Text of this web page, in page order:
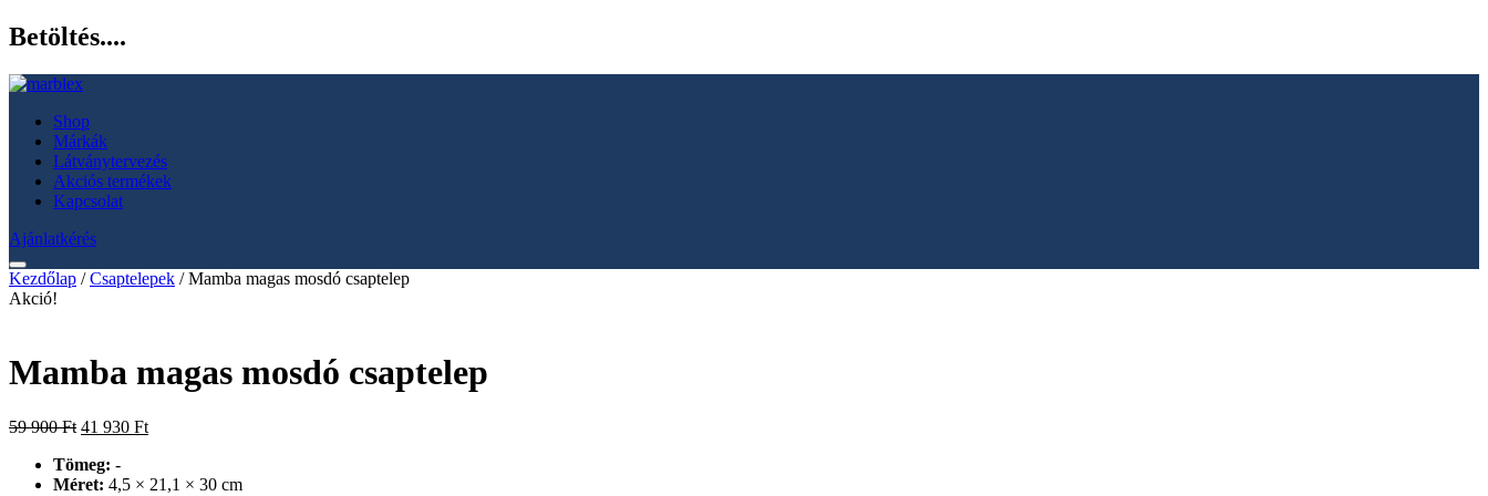
Betöltés....
Shop
Márkák
Látványtervezés
Akciós termékek
Kapcsolat
Ajánlatkérés
Kezdőlap /Csaptelepek / Mamba magas mosdó csaptelep
Akció!
Mamba magas mosdó csaptelep
59 900Ft Original
was:
59
41 930 FtCurrent
41
Tömeg: -
Méret: 4,5 × 21,1 × 30 cm